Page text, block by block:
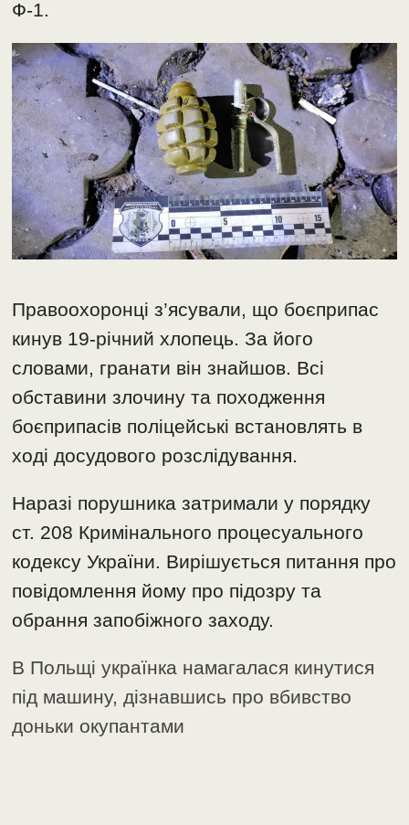
Ф-1.
Правоохоронці з’ясували, що боєприпас
кинув 19-річний хлопець. За його
словами, гранати він знайшов. Всі
обставини злочину та походження
боєприпасів поліцейські встановлять в
ході досудового розслідування.
Наразі порушника затримали у порядку
ст. 208 Кримінального процесуального
кодексу України. Вирішується питання про
повідомлення йому про підозру та
обрання запобіжного заходу.
В Польщі українка намагалася кинутися
під машину, дізнавшись про вбивство
доньки окупантами